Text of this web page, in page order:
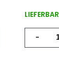
LIEFERBAR
-